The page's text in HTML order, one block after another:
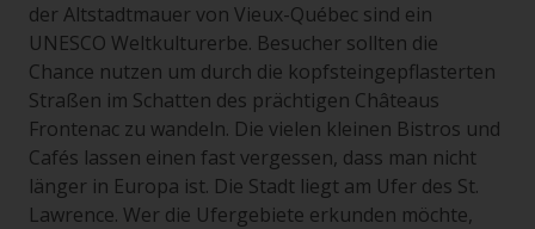
der Altstadtmauer von Vieux-Québec sind ein
UNESCO Weltkulturerbe. Besucher sollten die
Chance nutzen um durch die kopfsteingepflasterten
Straßen im Schatten des prächtigen Châteaus
Frontenac zu wandeln. Die vielen kleinen Bistros und
Cafés lassen einen fast vergessen, dass man nicht
länger in Europa ist. Die Stadt liegt am Ufer des St.
Lawrence. Wer die Ufergebiete erkunden möchte,